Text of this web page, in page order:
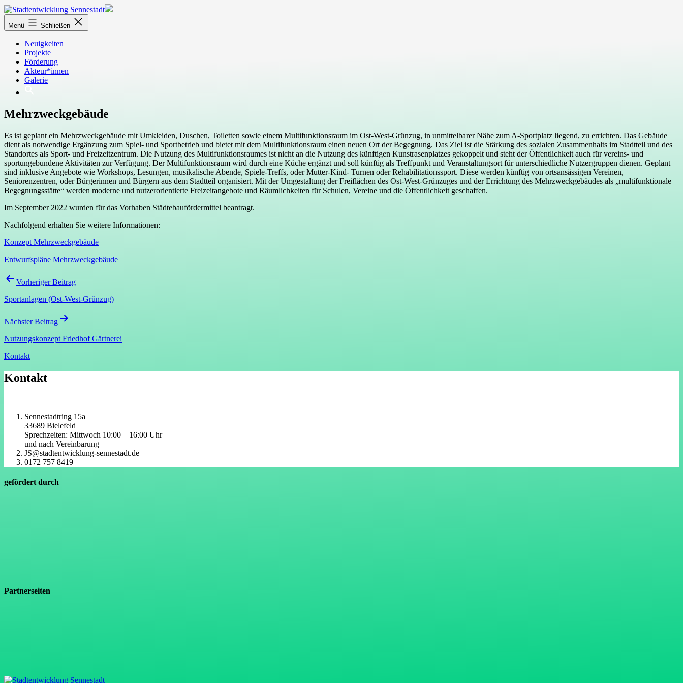
Zum
Inhalt
springen
Stadtentwicklung
Sennestadt
Menü Schließen
Neuigkeiten
Projekte
Förderung
Akteur*innen
Galerie
Mehrzweckgebäude
Es ist geplant ein Mehrzweckgebäude mit Umkleiden, Duschen, Toiletten sowie einem Multifunktionsraum im Ost-West-Grünzug, in unmittelbarer Nähe zum A-Sportplatz liegend, zu errichten. Das Gebäude
dient als notwendige Ergänzung zum Spiel- und Sportbetrieb und bietet mit dem Multifunktionsraum einen neuen Ort der Begegnung. Das Ziel ist die Stärkung des sozialen Zusammenhalts im Stadtteil und des
Standortes als Sport- und Freizeitzentrum. Die Nutzung des Multifunktionsraumes ist nicht an die Nutzung des künftigen Kunstrasenplatzes gekoppelt und steht der Öffentlichkeit auch für vereins- und
sportungebundene Aktivitäten zur Verfügung. Der Multifunktionsraum wird durch eine Küche ergänzt und soll künftig als Treffpunkt und Veranstaltungsort für unterschiedliche Nutzergruppen dienen. Geplant
sind inklusive Angebote wie Workshops, Lesungen, musikalische Abende, Spiele-Treffs, oder Mutter-Kind- Turnen oder Rehabilitationssport. Diese werden künftig von ortsansässigen Vereinen,
Seniorenzentren, oder Bürgerinnen und Bürgern aus dem Stadtteil organisiert. Mit der Umgestaltung der Freiflächen des Ost-West-Grünzuges und der Errichtung des Mehrzweckgebäudes als „multifunktionale
Begegnungsstätte“ werden moderne und nutzerorientierte Freizeitangebote und Räumlichkeiten für Schulen, Vereine und die Öffentlichkeit geschaffen.
Im September 2022 wurden für das Vorhaben Städtebaufördermittel beantragt.
Nachfolgend erhalten Sie weitere Informationen:
Konzept Mehrzweckgebäude
Entwurfspläne Mehrzweckgebäude
Beitragsnavigation
Vorheriger Beitrag
Sportanlagen (Ost-West-Grünzug)
Nächster Beitrag
Nutzungskonzept Friedhof Gärtnerei
Kontakt
Kontakt
Sennestadtring 15a
33689 Bielefeld
Sprechzeiten: Mittwoch 10:00 – 16:00 Uhr
und nach Vereinbarung
JS@stadtentwicklung-sennestadt.de
0172 757 8419
gefördert durch
Partnerseiten